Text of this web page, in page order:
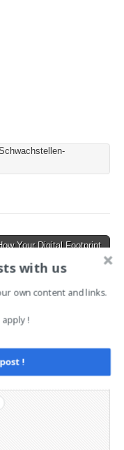
Your Digital Footprint
What to Do About It →
with us
own content and links.
!
!